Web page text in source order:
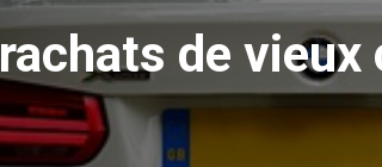
rachats de vieux